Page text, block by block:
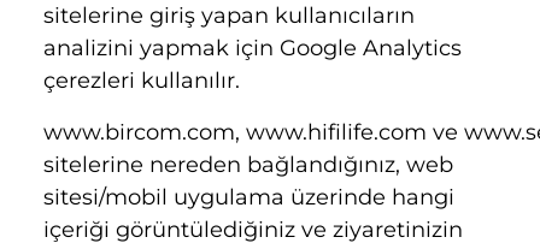
sitelerine giriş yapan kullanıcıların
analizini yapmak için Google Analytics
çerezleri kullanılır.
www.bircom.com, www.hifilife.com ve
sitelerine nereden bağlandığınız, web
sitesi/mobil uygulama üzerinde hangi
içeriği görüntülediğiniz ve ziyaretinizin